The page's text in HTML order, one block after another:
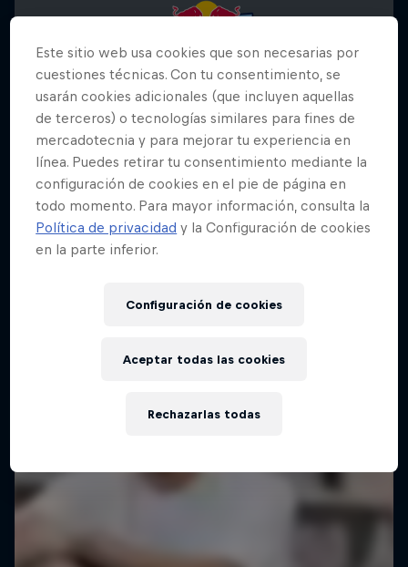
Red Bull Building Drop
Este sitio web usa cookies que son necesarias por
cuestiones técnicas. Con tu consentimiento, se
usarán cookies adicionales (que incluyen aquellas
de terceros) o tecnologías similares para fines de
mercadotecnia y para mejorar tu experiencia en
línea. Puedes retirar tu consentimiento mediante la
configuración de cookies en el pie de página en
todo momento. Para mayor información, consulta la
Política de privacidad y la Configuración de cookies
en la parte inferior.
Configuración de cookies
Rechazarlas todas
Aceptar todas las cookies